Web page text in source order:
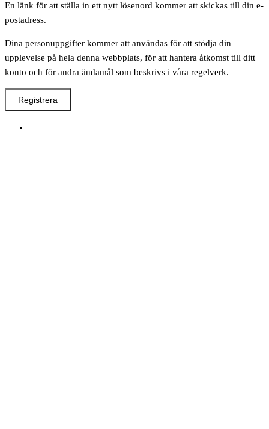
En länk för att ställa in ett nytt lösenord kommer att skickas till din e-
postadress.
Dina personuppgifter kommer att användas för att stödja din
upplevelse på hela denna webbplats, för att hantera åtkomst till ditt
konto och för andra ändamål som beskrivs i våra regelverk.
Registrera